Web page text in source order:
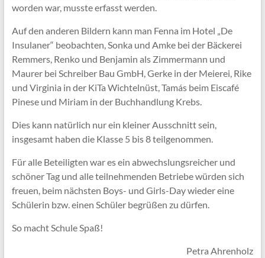
worden war, musste erfasst werden.
Auf den anderen Bildern kann man Fenna im Hotel „De
Insulaner“ beobachten, Sonka und Amke bei der Bäckerei
Remmers, Renko und Benjamin als Zimmermann und
Maurer bei Schreiber Bau GmbH, Gerke in der Meierei, Rike
und Virginia in der KiTa Wichtelnüst, Tamás beim Eiscafé
Pinese und Miriam in der Buchhandlung Krebs.
Dies kann natürlich nur ein kleiner Ausschnitt sein,
insgesamt haben die Klasse 5 bis 8 teilgenommen.
Für alle Beteiligten war es ein abwechslungsreicher und
schöner Tag und alle teilnehmenden Betriebe würden sich
freuen, beim nächsten Boys- und Girls-Day wieder eine
Schülerin bzw. einen Schüler begrüßen zu dürfen.
So macht Schule Spaß!
Petra Ahrenholz